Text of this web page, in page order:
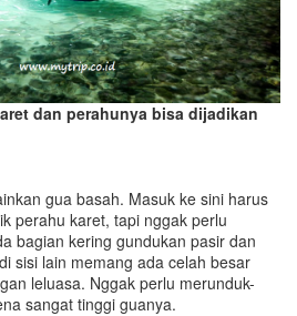
dan perahunya bisa dijadikan
gua basah. Masuk ke sini harus
perahu karet, tapi nggak perlu
bagian kering gundukan pasir dan
sisi lain memang ada celah besar
leluasa. Nggak perlu merunduk-
sangat tinggi guanya.